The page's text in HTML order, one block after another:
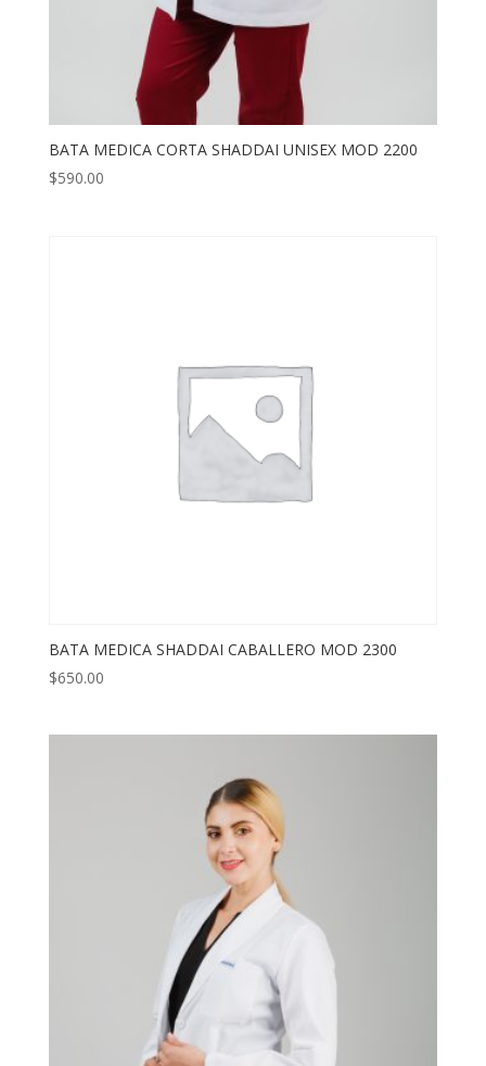
BATA MEDICA CORTA SHADDAI UNISEX MOD 2200
$590.00
BATA MEDICA SHADDAI CABALLERO MOD 2300
$650.00